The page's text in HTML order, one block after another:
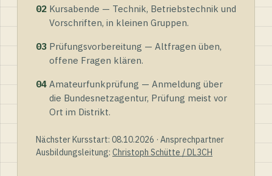
02 Kursabende — Technik, Betriebstechnik und
Vorschriften, in kleinen Gruppen.
03 Prüfungsvorbereitung — Altfragen üben,
offene Fragen klären.
04 Amateurfunkprüfung — Anmeldung über
die Bundesnetzagentur, Prüfung meist vor
Ort im Distrikt.
Nächster Kursstart: 08.10.2026 · Ansprechpartner
Ausbildungsleitung: Christoph Schütte / DL3CH